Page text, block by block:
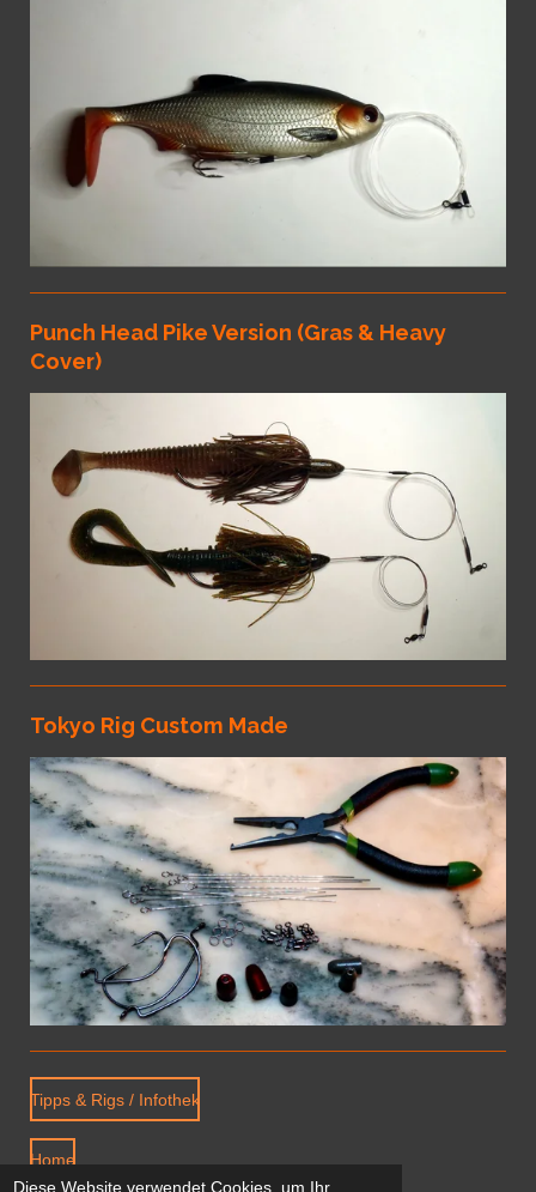
Diese Website verwendet Cookies, um Ihr
Punch Head Pike Version (Gras & Heavy
Cover)
Tokyo Rig Custom Made
Tipps & Rigs / Infothek
Home